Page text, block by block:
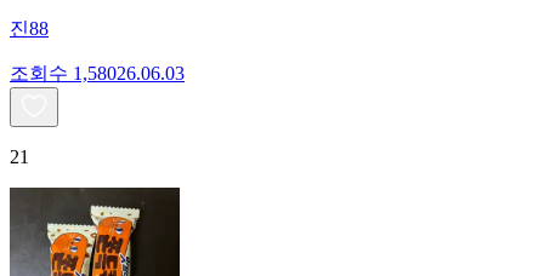
진88
조회수 1,58026.06.03
21